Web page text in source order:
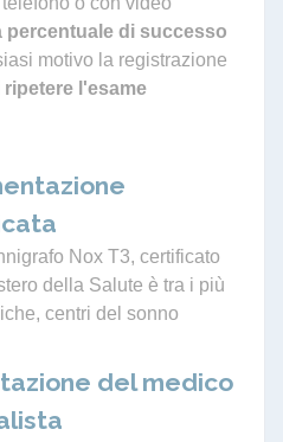
percentuale di successo
motivo la registrazione
ripetere l'esame
Nox T3, certificato
della Salute è tra i più
centri del sonno
del medico